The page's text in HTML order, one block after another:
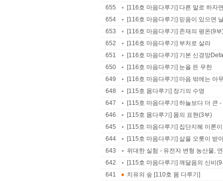
655
[116호 마음다루기] 다른 말로 하자
654
[116호 마음다루기] 믿음이 있으면
653
[116호 마음다루기] 존재의 평온(9
652
[116호 마음다루기] 부처로 살라
651
[116호 마음다루기] 기본 신경망
650
[116호 마음다루기] 눈을 뜬 무한
649
[116호 마음다루기] 마음 밖에는 아
648
[115호 몸다루기] 장기의 수명
647
[115호 마음다루기] 하늘보다 더 큰
646
[115호 몸다루기] 몸의 표현(3부)
645
[115호 마음다루기] 집단지혜 이론
644
[115호 마음다루기] 삶을 오롯이 받
643
위대한 실험 - 유전자 변형 농산물,
642
[115호 마음다루기] 깨달음의 신비
641
치유의 숲 [110호 몸 다루기]